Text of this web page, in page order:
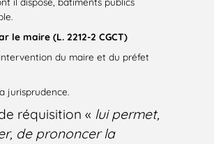
le maire (L. 2212-2 CGCT)
du maire et du préfet
jurisprudence.
réquisition « lui permet,
de prononcer la